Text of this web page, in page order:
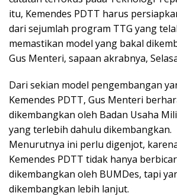
itu, Kemendes PDTT harus
dari sejumlah program TTG yang
memastikan model yang bakal
Gus Menteri, sapaan akrabnya,
Dari sekian model pengembangan
Kemendes PDTT, Gus Menteri
dikembangkan oleh Badan Usaha
yang terlebih dahulu dikembangkan.
Menurutnya ini perlu digenjot,
Kemendes PDTT tidak hanya
dikembangkan oleh BUMDes, tapi
dikembangkan lebih lanjut.